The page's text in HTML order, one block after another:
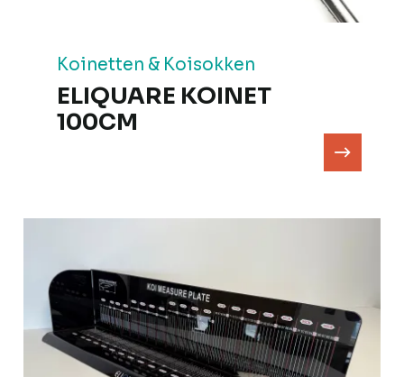
Koinetten & Koisokken
ELIQUARE KOINET
100CM